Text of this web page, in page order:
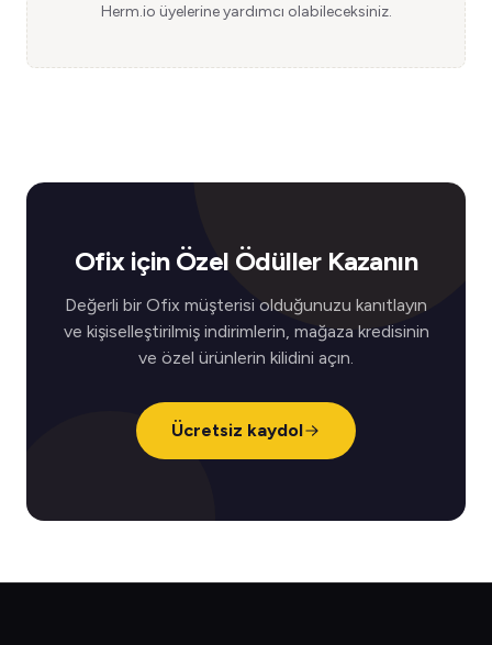
Herm.io üyelerine yardımcı olabileceksiniz.
Ofix için Özel Ödüller Kazanın
Değerli bir Ofix müşterisi olduğunuzu kanıtlayın
ve kişiselleştirilmiş indirimlerin, mağaza kredisinin
ve özel ürünlerin kilidini açın.
Ücretsiz kaydol